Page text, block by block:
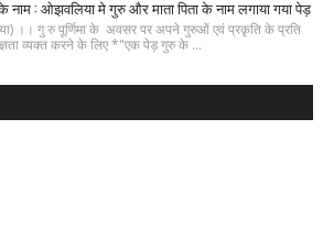
: ओझवलिया मे गुरु और माता पिता के नाम लगाया गया पेड़
।। गु रु पूर्णिमा के अवसर पर अपने गुरुओं एवं प्रकृति के प्रति
व्यक्त करने के लिए *"एक पेड़ गुरु के ...